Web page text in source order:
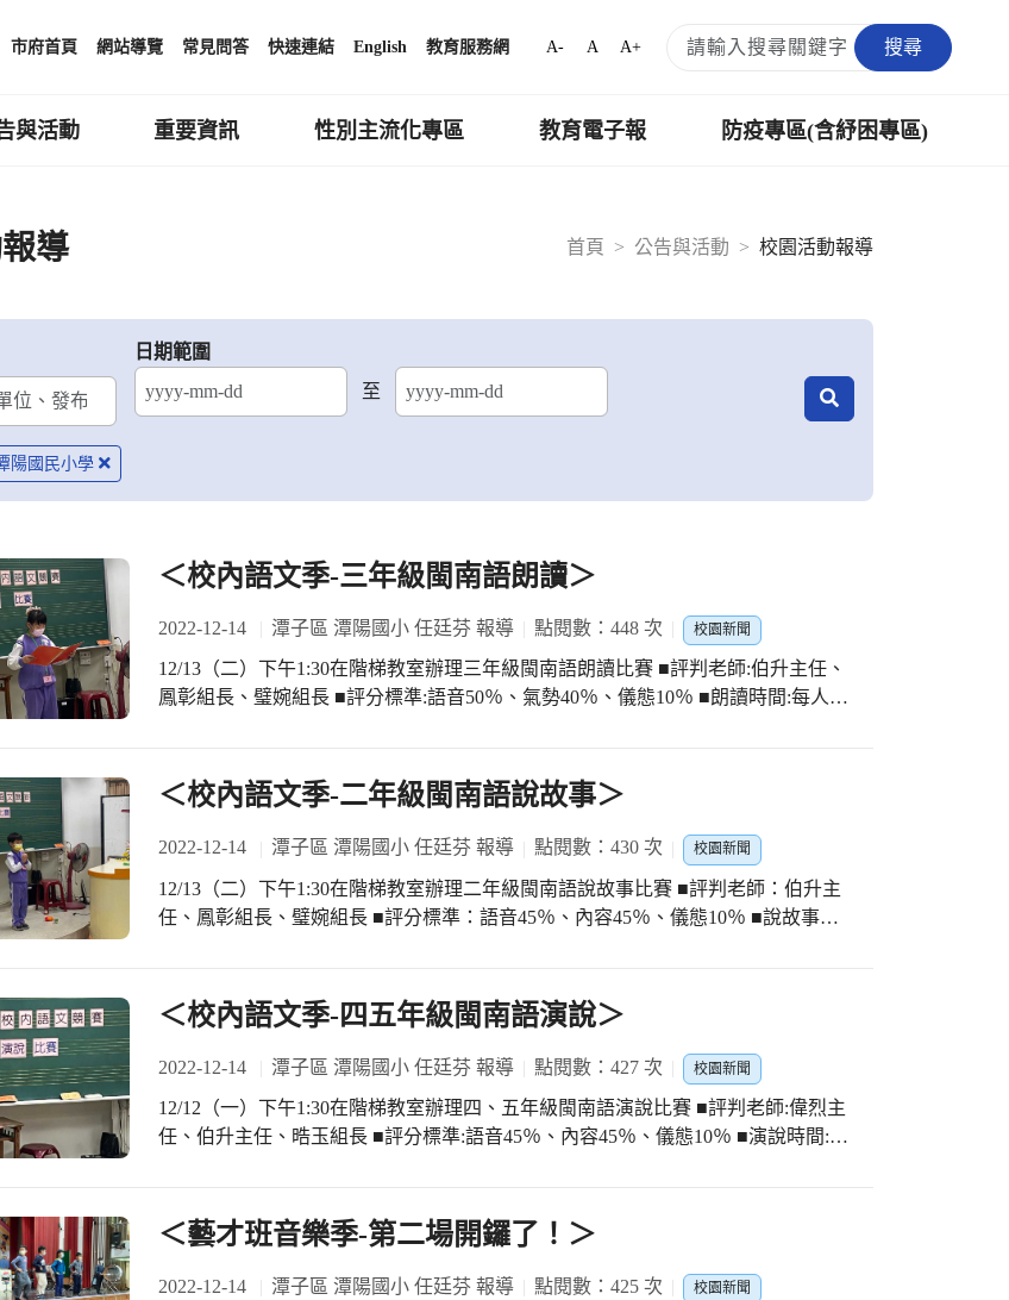
市府首頁 網站導覽 常見問答 快速連結 English 教育服務網 A- A A+ 搜尋
與活動 重要資訊 性別主流化專區 教育電子報 防疫專區(含紓困專區)
首頁
公告與活動 校園活動報導
導
日期範圍
至
結束日期
陽國民小學
＜校內語文季-三年級閩南語朗讀＞
2022-12-14 潭子區 潭陽國小 任廷芬 報導 點閱數：448 次 校園新聞
12/13（二）下午1:30在階梯教室辦理三年級閩南語朗讀比賽 ■評判老師:伯升主任、
鳳彰組長、璧婉組長 ■評分標準:語音50％、氣勢40％、儀態10％ ■朗讀時間:每人3
能力
＜校內語文季-二年級閩南語說故事＞
2022-12-14 潭子區 潭陽國小 任廷芬 報導 點閱數：430 次 校園新聞
12/13（二）下午1:30在階梯教室辦理二年級閩南語說故事比賽 ■評判老師：伯升主
任、鳳彰組長、璧婉組長 ■評分標準：語音45％、內容45％、儀態10％ ■說故事時
請參賽小朋友們牢記評判老師的建議事項 期許繼續努力不懈以求更上一層樓
＜校內語文季-四五年級閩南語演說＞
2022-12-14 潭子區 潭陽國小 任廷芬 報導 點閱數：427 次 校園新聞
12/12（一）下午1:30在階梯教室辦理四、五年級閩南語演說比賽 ■評判老師:偉烈主
任、伯升主任、晧玉組長 ■評分標準:語音45％、內容45％、儀態10％ ■演說時間:每
評判老師給予參賽小朋友的建議 期許繼續努力不懈以求更上一層樓！
＜藝才班音樂季-第二場開鑼了！＞
2022-12-14 潭子區 潭陽國小 任廷芬 報導 點閱數：425 次 校園新聞